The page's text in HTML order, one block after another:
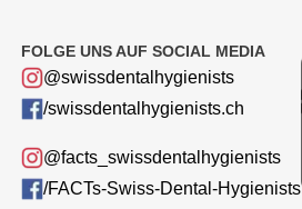
FOLGE UNS AUF SOCIAL MEDIA
@swissdentalhygienists
/swissdentalhygienists.ch
@facts_swissdentalhygienists
/FACTs-Swiss-Dental-Hygienists